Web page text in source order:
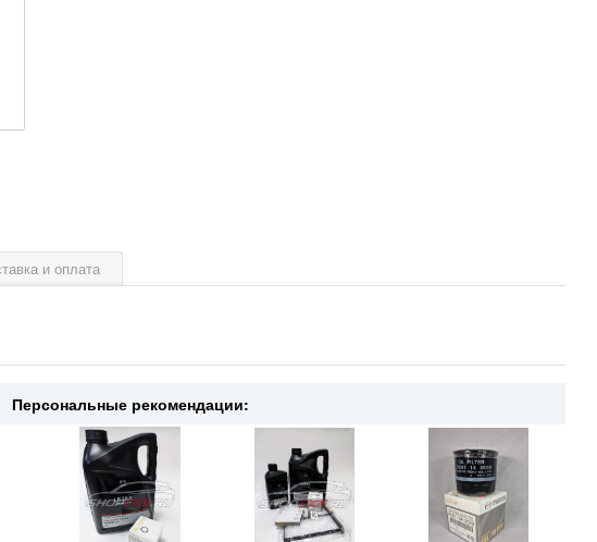
и оплата
Персональные рекомендации: